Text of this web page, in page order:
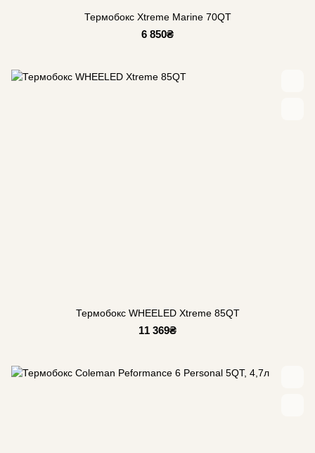
Термобокс Xtreme Marine 70QT
6 850₴
Термобокс WHEELED Xtreme 85QT
11 369₴